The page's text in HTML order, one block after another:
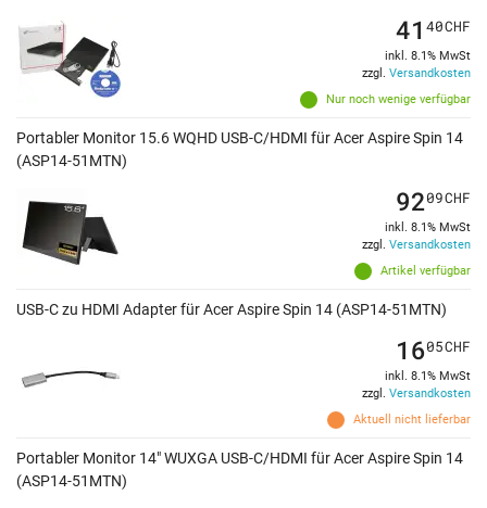
Nur noch wenige verfügbar
41 40CHF
inkl. 8.1% MwSt
zzgl. Versandkosten
Portabler Monitor 15.6 WQHD USB-C/HDMI für Acer Aspire Spin 14
(ASP14-51MTN)
Artikel verfügbar
9209CHF
inkl. 8.1% MwSt
zzgl. Versandkosten
USB-C zu HDMI Adapter für Acer Aspire Spin 14 (ASP14-51MTN)
Aktuell nicht lieferbar
1605CHF
inkl. 8.1% MwSt
zzgl. Versandkosten
Portabler Monitor 14" WUXGA USB-C/HDMI für Acer Aspire Spin 14
(ASP14-51MTN)